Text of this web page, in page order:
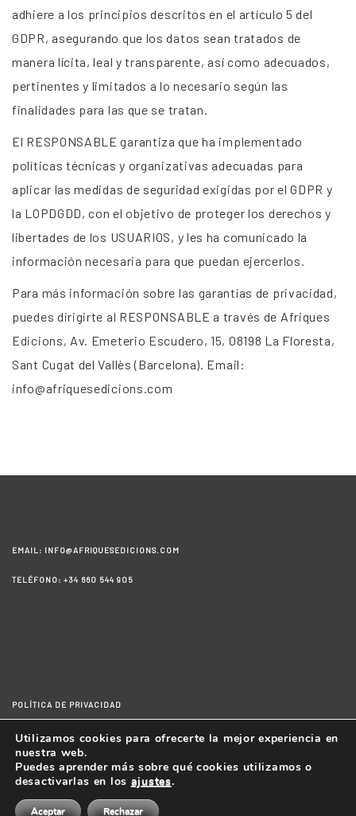
adhiere a los principios descritos en el artículo 5 del
GDPR, asegurando que los datos sean tratados de
manera lícita, leal y transparente, así como adecuados,
pertinentes y limitados a lo necesario según las
finalidades para las que se tratan.
El RESPONSABLE garantiza que ha implementado
políticas técnicas y organizativas adecuadas para
aplicar las medidas de seguridad exigidas por el GDPR y
la LOPDGDD, con el objetivo de proteger los derechos y
libertades de los USUARIOS, y les ha comunicado la
información necesaria para que puedan ejercerlos.
Para más información sobre las garantías de privacidad,
puedes dirigirte al RESPONSABLE a través de Afriques
Edicions, Av. Emeterio Escudero, 15, 08198 La Floresta,
Sant Cugat del Vallès (Barcelona). Email:
info@afriquesedicions.com
EMAIL: INFO@AFRIQUESEDICIONS.COM
TELÉFONO: +34 660 544 905
POLÍTICA DE PRIVACIDAD
AVISO LEGAL
CONDICIONES GENERALES DE LA COMPRA
Utilizamos cookies para ofrecerte la mejor experiencia en
nuestra web.
Puedes aprender más sobre qué cookies utilizamos o
desactivarlas en los ajustes.
Aceptar Rechazar